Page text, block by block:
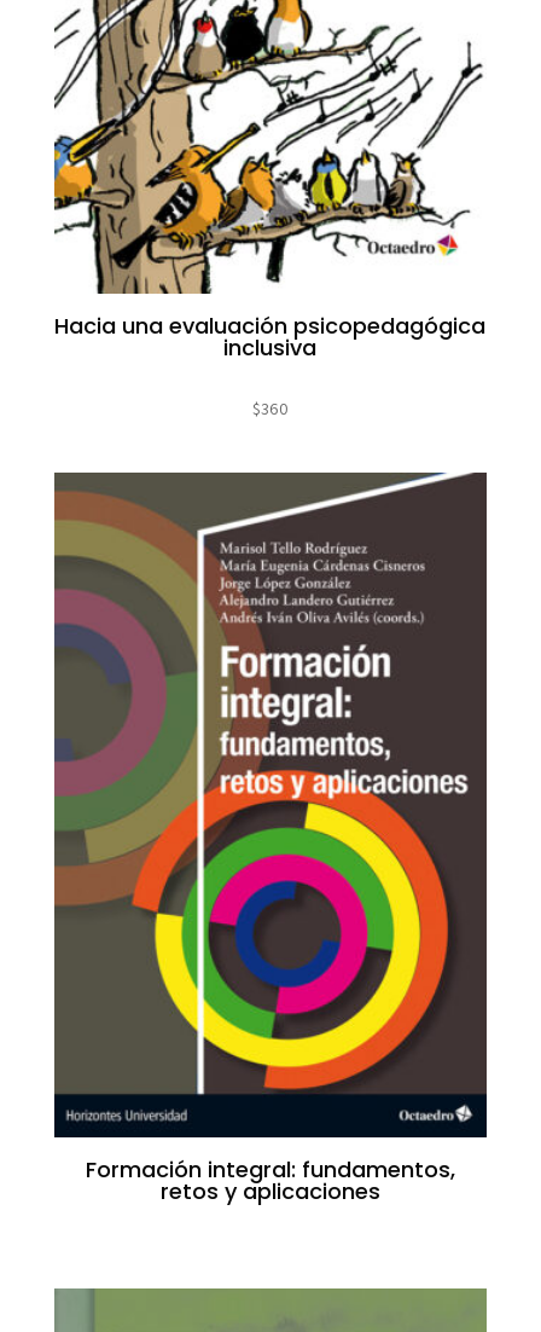
Hacia una evaluación psicopedagógica
inclusiva
$360
Formación integral: fundamentos,
retos y aplicaciones